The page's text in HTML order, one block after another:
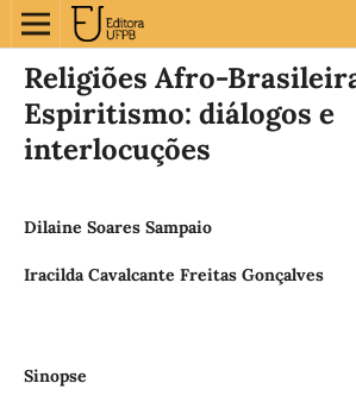
Religiões Afro-
Espiritismo: diálogos e
interlocuções
Dilaine Soares Sampaio
Iracilda Cavalcante Freitas Gonçalves
Sinopse